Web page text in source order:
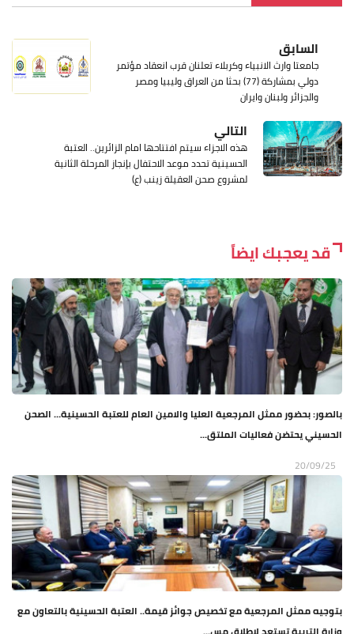
السابق
جامعتا وارث الانبياء وكربلاء تعلنان قرب انعقاد مؤتمر
دولي بمشاركة (77) بحثا من العراق وليبيا ومصر
والجزائر ولبنان وايران
التالي
هذه الاجزاء سيتم افتتاحها امام الزائرين.. العتبة
الحسينية تحدد موعد الاحتفال بإنجاز المرحلة الثانية
لمشروع صحن العقيلة زينب (ع)
قد يعجبك ايضاً
بالصور: بحضور ممثل المرجعية العليا والامين العام للعتبة الحسينية… الصحن
الحسيني يحتضن فعاليات الملتق...
20/09/25
بتوجيه ممثل المرجعية مع تخصيص جوائز قيمة.. العتبة الحسينية بالتعاون مع